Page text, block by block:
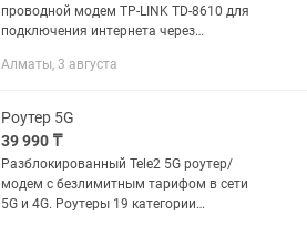
проводной модем TP-LINK TD-8610 для
подключения интернета через
Состояние отличное, устройство
Алматы, 3 августа
Роутер 5G
39 990 ₸
Разблокированный Tele2 5G роутер/
модем с безлимитным тарифом в сети
5G и 4G. Роутеры 19 категории